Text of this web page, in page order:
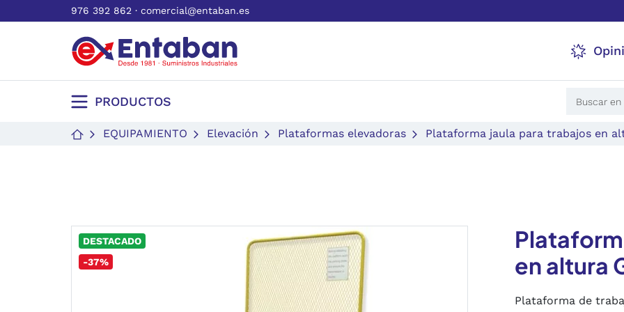
976 392 862 · comercial@entaban.es
PRODUCTOS
EQUIPAMIENTO Elevación Plataformas elevadoras Plataforma jaula para trabajos en
DESTACADO
-37%
en altura
Plataforma de